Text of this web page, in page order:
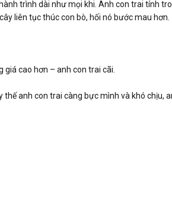
trình dài như mọi khi. Anh con trai tính
liên tục thúc con bò, hối nó bước mau hơn.
cao hơn – anh con trai cãi.
anh con trai càng bực mình và khó chịu,